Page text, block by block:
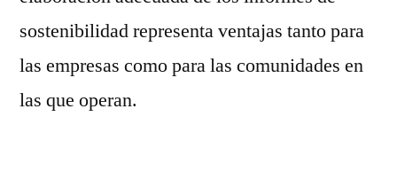
sostenibilidad representa ventajas tanto para
las empresas como para las comunidades en
las que operan.